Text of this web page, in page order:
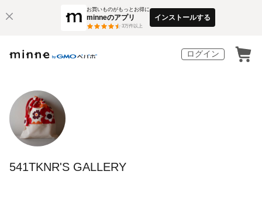
お買いものがもっとお得に
minneのアプリ
3万件以上
インストールする
ログイン
541TKNR'S GALLERY